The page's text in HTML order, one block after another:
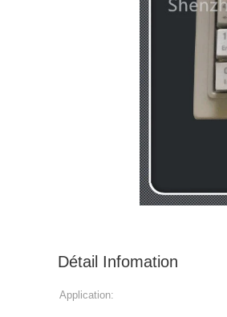
Détail Infomation
Application: